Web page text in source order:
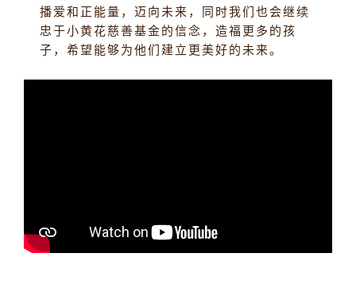
播爱和正能量，迈向未来，同时我们也会继续
忠于小黄花慈善基金的信念，造福更多的孩
子，希望能够为他们建立更美好的未来。